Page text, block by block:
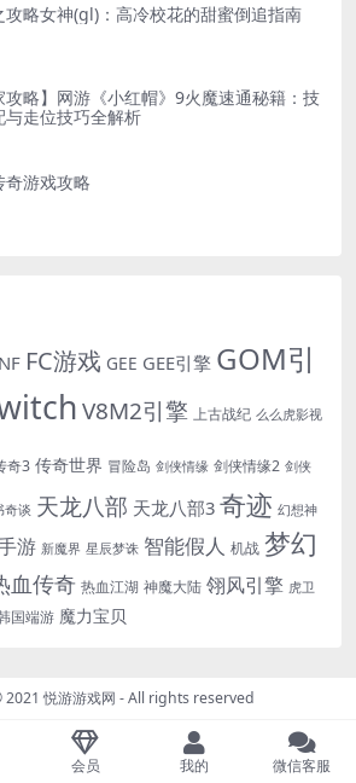
攻略女神(gl)：高冷校花的甜蜜倒追指南
攻略】网游《小红帽》9火魔速通秘籍：技
与走位技巧全解析
奇游戏攻略
FC游戏 GEE GEE引擎 GOM引
V8M2引擎 上古战纪 么么虎影视
奇3 传奇世界 冒险岛 剑侠情缘 剑侠情缘2 剑侠
奇谈 天龙八部 天龙八部3 奇迹 幻想神
游 新魔界 星辰梦诛 智能假人 机战 梦幻
血传奇 热血江湖 神魔大陆 翎风引擎 虎卫
国端游 魔力宝贝
2021悦游游戏网 - All rights reserved
会员 我的 微信客服